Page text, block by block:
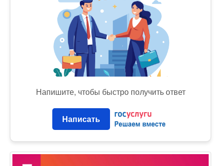
Напишите, чтобы быстро получить ответ
Написать